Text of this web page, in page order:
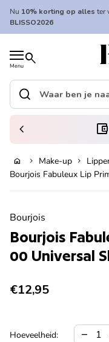
Overslaan naar inhoud
Nu 10% korting op alles ter
BLISSO2026
Menu search
Home
Zoek op"
search
(link opent in nieuwaccount_balance_wallet
chevron_left
home chevron_right Make-up chevron_right
Bourjois Fabuleux Lip
Bourjois
Bourjois
00 Universal
Normale prijs
€12,95
Hoeveelheid: remove